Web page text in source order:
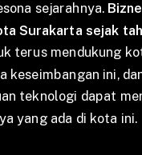
sejarahnya.
Surakarta sejak
terus mendukung
keseimbangan ini,
teknologi dapat
yang ada di kota ini.